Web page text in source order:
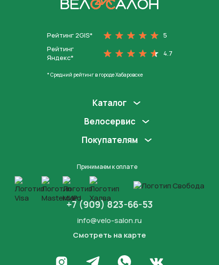
Рейтинг 2GIS*
5
Рейтинг
Яндекс*
4.7
* Средний рейтинг в городе Хабаровске
Каталог
Велосервис
Покупателям
Принимаем к оплате
+7 (909) 823-66-53
info@velo-salon.ru
Смотреть на карте
Перейти в Инстаграм
Написать в Телеграм
Написать в WhatsApp
Перейти во